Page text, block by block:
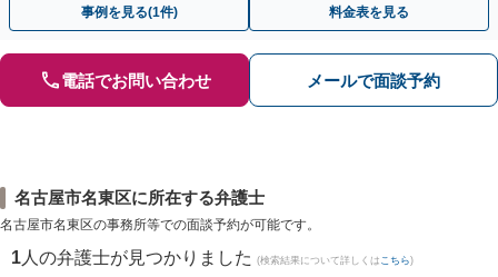
事例を見る(1件) 料金表を見る
電話でお問い合わせ メールで面談予約
名古屋市名東区に所在する弁護士
名古屋市名東区の事務所等での面談予約が可能です。
1 人の弁護士が見つかりました (検索結果について詳しくは こちら)